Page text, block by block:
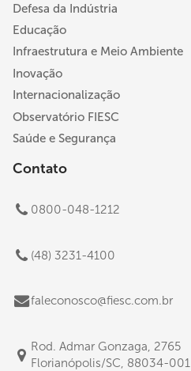
Defesa da Indústria
Educação
Infraestrutura e Meio Ambiente
Inovação
Internacionalização
Observatório FIESC
Saúde e Segurança
Contato
0800-048-1212
(48) 3231-4100
faleconosco@fiesc.com.br
Rod. Admar Gonzaga, 2765
Florianópolis/SC, 88034-001